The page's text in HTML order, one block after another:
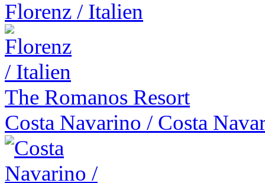
Florenz / Italien
The Romanos Resort
Costa Navarino / Costa